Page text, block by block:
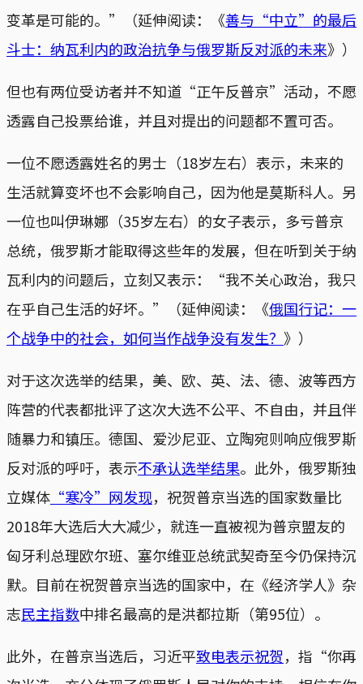
变革是可能的。”（延伸阅读：《善与“中立”的最后
斗士：纳瓦利内的政治抗争与俄罗斯反对派的未来》）
但也有两位受访者并不知道“正午反普京”活动，不愿
透露自己投票给谁，并且对提出的问题都不置可否。
一位不愿透露姓名的男士（18岁左右）表示，未来的
生活就算变坏也不会影响自己，因为他是莫斯科人。另
一位也叫伊琳娜（35岁左右）的女子表示，多亏普京
总统，俄罗斯才能取得这些年的发展，但在听到关于纳
瓦利内的问题后，立刻又表示：“我不关心政治，我只
在乎自己生活的好坏。”（延伸阅读：《俄国行记：一
个战争中的社会，如何当作战争没有发生？ 》）
对于这次选举的结果，美、欧、英、法、德、波等西方
阵营的代表都批评了这次大选不公平、不自由，并且伴
随暴力和镇压。德国、爱沙尼亚、立陶宛则响应俄罗斯
反对派的呼吁，表示不承认选举结果。此外，俄罗斯独
立媒体 “寒冷”网发现，祝贺普京当选的国家数量比
2018年大选后大大减少，就连一直被视为普京盟友的
匈牙利总理欧尔班、塞尔维亚总统武契奇至今仍保持沉
默。目前在祝贺普京当选的国家中，在《经济学人》杂
志民主指数中排名最高的是洪都拉斯（第95位）。
此外，在普京当选后，习近平致电表示祝贺，指“你再